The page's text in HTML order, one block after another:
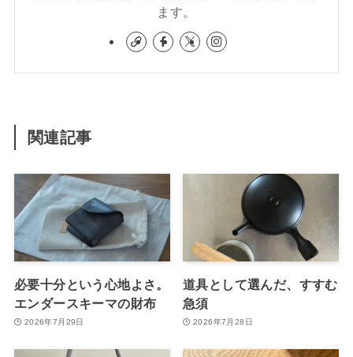
ます。
関連記事
必要十分という心地よさ。
エンダースキーマの財布
2026年7月29日
道具として選んだ、すすむ
急須
2026年7月28日